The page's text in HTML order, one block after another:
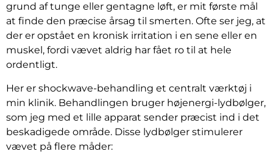
grund af tunge eller gentagne løft, er mit første mål
at finde den præcise årsag til smerten. Ofte ser jeg, at
der er opstået en kronisk irritation i en sene eller en
muskel, fordi vævet aldrig har fået ro til at hele
ordentligt.
Her er shockwave-behandling et centralt værktøj i
min klinik. Behandlingen bruger højenergi-lydbølger,
som jeg med et lille apparat sender præcist ind i det
beskadigede område. Disse lydbølger stimulerer
vævet på flere måder: